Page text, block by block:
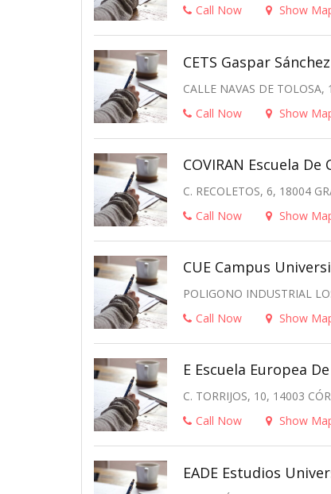
Call Now
Show
CETS Gaspar
CALLE NAVAS DE
Call Now
Show
COVIRAN Escuela De
C. RECOLETOS, 6, 18004
Call Now
Show
CUE Campus
POLIGONO INDUSTRIAL
Call Now
Show
E Escuela Europea
C. TORRIJOS, 10, 14003
Call Now
Show
EADE Estudios